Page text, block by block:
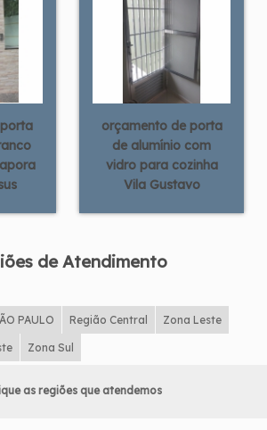
orçamento de porta
de alumínio com
vidro para cozinha
Vila Gustavo
de Atendimento
PAULO Região Central Zona Leste
Zona Sul
as regiões que atendemos